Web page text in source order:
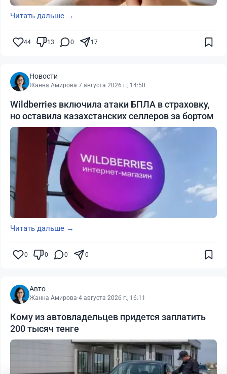
Читать дальше →
44 13 0 17
Новости
Жанна Амирова·7 августа 2026 г., 14:50
Wildberries включила атаки БПЛА в страховку,
но оставила казахстанских селлеров за бортом
Читать дальше →
0 0 0 0
Авто
Жанна Амирова·4 августа 2026 г., 16:11
Кому из автовладельцев придется заплатить
200 тысяч тенге